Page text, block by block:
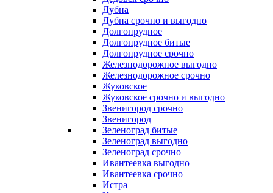
Дубна
Дубна срочно и выгодно
Долгопрудное
Долгопрудное битые
Долгопрудное срочно
Железнодорожное выгодно
Железнодорожное срочно
Жуковское
Жуковское срочно и выгодно
Звенигород срочно
Звенигород
Зеленоград битые
Зеленоград выгодно
Зеленоград срочно
Ивантеевка выгодно
Ивантеевка срочно
Истра